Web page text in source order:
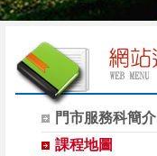
門市服務科簡介
課程地圖